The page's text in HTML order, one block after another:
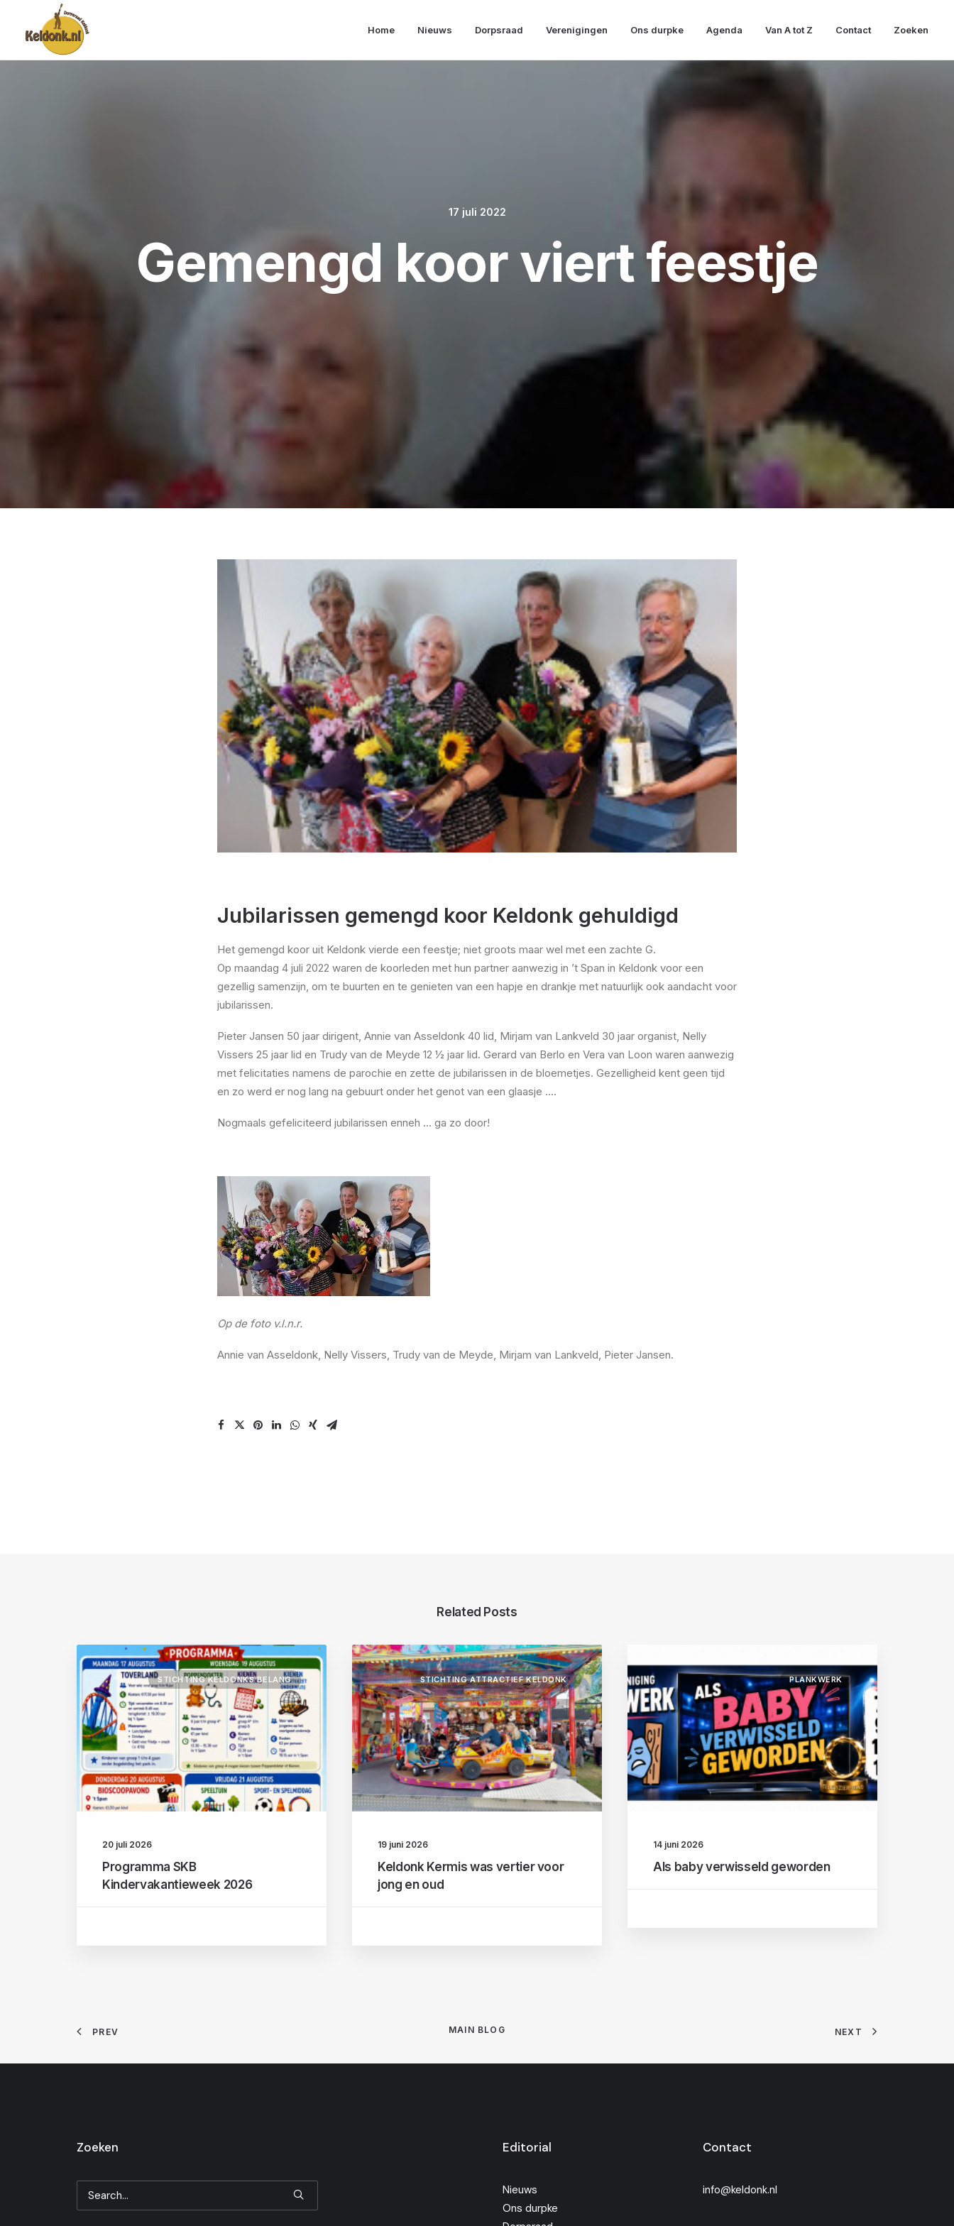
Home Nieuws Dorpsraad Verenigingen Ons durpke Agenda Van A tot Z Contact Zoeken
17 juli 2022
Gemengd koor viert feestje
Jubilarissen gemengd koor Keldonk gehuldigd
Het gemengd koor uit Keldonk vierde een feestje; niet groots maar wel met een zachte G.
Op maandag 4 juli 2022 waren de koorleden met hun partner aanwezig in ’t Span in Keldonk voor een
gezellig samenzijn, om te buurten en te genieten van een hapje en drankje met natuurlijk ook aandacht voor
jubilarissen.
Pieter Jansen 50 jaar dirigent, Annie van Asseldonk 40 lid, Mirjam van Lankveld 30 jaar organist, Nelly
Vissers 25 jaar lid en Trudy van de Meyde 12 ½ jaar lid. Gerard van Berlo en Vera van Loon waren aanwezig
met felicitaties namens de parochie en zette de jubilarissen in de bloemetjes. Gezelligheid kent geen tijd
en zo werd er nog lang na gebuurt onder het genot van een glaasje ….
Nogmaals gefeliciteerd jubilarissen enneh … ga zo door!
Op de foto v.l.n.r.
Annie van Asseldonk, Nelly Vissers, Trudy van de Meyde, Mirjam van Lankveld, Pieter Jansen.
Related Posts
STICHTING KELDONKS BELANG
20 juli 2026
Programma SKB
Kindervakantieweek 2026
STICHTING ATTRACTIEF KELDONK
19 juni 2026
Keldonk Kermis was vertier voor
jong en oud
PLANKWERK
14 juni 2026
Als baby verwisseld geworden
PREV MAIN BLOG NEXT
Zoeken Editorial
Nieuws
Ons durpke
Contact
info@keldonk.nl